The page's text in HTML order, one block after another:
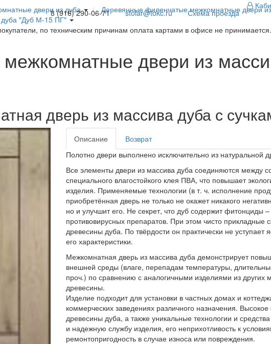
8 (916) 290-06-71 stolar@tokc.ru Схема проезда
двери из дуба
Деревянные филенчатые межкомнатные двери
"Дуб М-15 ПГ"
по техническим причинам оплата картами в офисе не принимается.
двери из
дверь из массива дуба с
Описание
Возврат
Полотно двери выполнено исключительно из натуральной
Все элементы двери из массива дуба соединяются между
специального влагостойкого клея ПВА, что повышает
изделия. Применяемые технологии (в т. ч. исполнение
приобретённая дверь не только не окажет никакого
но и улучшит его. Не секрет, что дуб содержит фитонциды
противовирусных препаратов. При этом чисто
древесины дуба. По твёрдости он практически не
его характеристики.
Межкомнатная дверь из массива дуба демонстрирует
внешней среды (влаге, перепадам температуры,
проч.) по сравнению с аналогичными изделиями из других
древесины.
Изделие подходит для установки в частных домах и
коммерческих заведениях различного назначения.
древесины дуба, а также уникальные технологии и
и надежную службу изделия, его неприхотливость к
ремонтопригодность в случае износа или повреждения.